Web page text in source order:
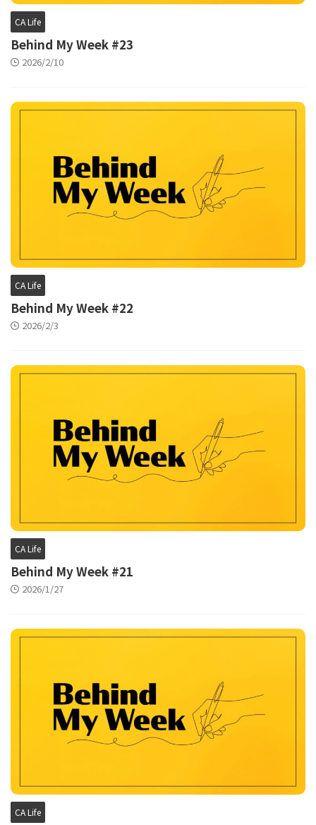
CA Life
Behind My Week #23
2026/2/10
CA Life
Behind My Week #22
2026/2/3
CA Life
Behind My Week #21
2026/1/27
CA Life